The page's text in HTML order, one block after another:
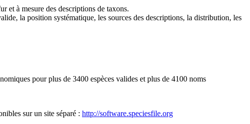
et à mesure des descriptions de taxons.
la position systématique, les sources des descriptions, la distribution, les
pour plus de 3400 espèces valides et plus de 4100 noms
sur un site séparé : http://software.speciesfile.org